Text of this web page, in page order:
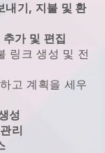
내기, 지불 및 환
추가 및 편집
링크 생성 및 전
고 계획을 세우
성
리